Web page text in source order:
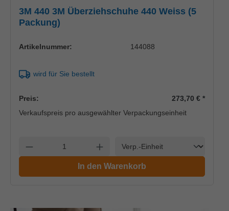
3M 440 3M Überziehschuhe 440 Weiss (5
Packung)
Artikelnummer: 144088
wird für Sie bestellt
Preis: 273,70 €*
Verkaufspreis pro ausgewählter Verpackungseinheit
Anzahl verringern Anzahl erhöhen
In den Warenkorb